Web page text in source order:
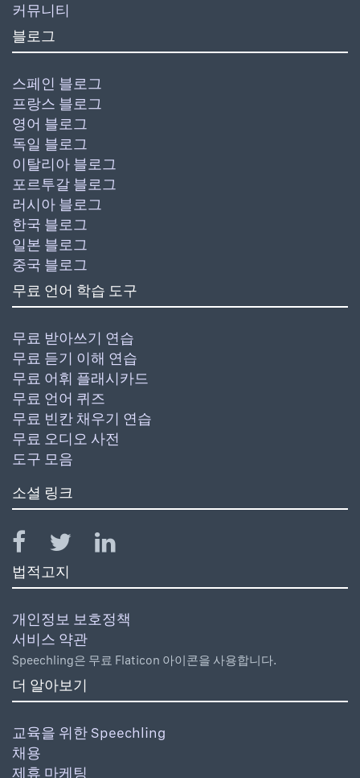
커뮤니티
블로그
스페인 블로그
프랑스 블로그
영어 블로그
독일 블로그
이탈리아 블로그
포르투갈 블로그
러시아 블로그
한국 블로그
일본 블로그
중국 블로그
무료 언어 학습 도구
무료 받아쓰기 연습
무료 듣기 이해 연습
무료 어휘 플래시카드
무료 언어 퀴즈
무료 빈칸 채우기 연습
무료 오디오 사전
도구 모음
소셜 링크
법적고지
개인정보 보호정책
서비스 약관
Speechling은 무료 Flaticon 아이콘을 사용합니다.
더 알아보기
교육을 위한 Speechling
채용
제휴 마케팅